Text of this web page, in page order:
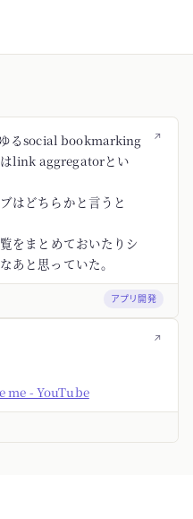
↗
るsocial bookmarking
link aggregatorとい
はどちらかと言うと
をまとめておいたりシ
あと思っていた。
アプリ開発
↗
me - YouTube